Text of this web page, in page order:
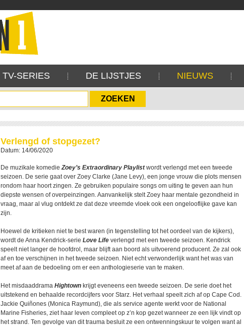
TV-SERIES DE LIJSTJES NIEUWS
Verlengd of stopgezet?
Datum: 14/06/2020
De muzikale komedieZoey’s Extraordinary Playlistwordt verlengd met een tweede
seizoen. De serie gaat over Zoey Clarke (Jane Levy), een jonge vrouw die plots mensen
rondom haar hoort zingen. Ze gebruiken populaire songs om uiting te geven aan hun
diepste wensen of overpeinzingen. Aanvankelijk stelt Zoey haar mentale gezondheid in
vraag, maar al vlug ontdekt ze dat deze vreemde vloek ook een ongelooflijke gave kan
zijn.
Hoewel de kritieken niet te best waren (in tegenstelling tot het oordeel van de kijkers),
wordt de Anna Kendrick-serie Love Life verlengd met een tweede seizoen. Kendrick
speelt niet langer de hoofdrol, maar blijft aan boord als uitvoerend producent. Ze zal ook
af en toe verschijnen in het tweede seizoen. Niet echt verwonderlijk want het was van
meet af aan de bedoeling om er een anthologieserie van te maken.
Het misdaaddrama Hightown krijgt eveneens een tweede seizoen. De serie doet het
uitstekend en behaalde recordcijfers voor Starz. Het verhaal speelt zich af op Cape Cod.
Jackie Quiñones (Monica Raymund), die als service agente werkt voor de National
Marine Fisheries, ziet haar leven compleet op z’n kop gezet wanneer ze een lijk vindt op
het strand. Ten gevolge van dit trauma besluit ze een ontwenningskuur te volgen want al